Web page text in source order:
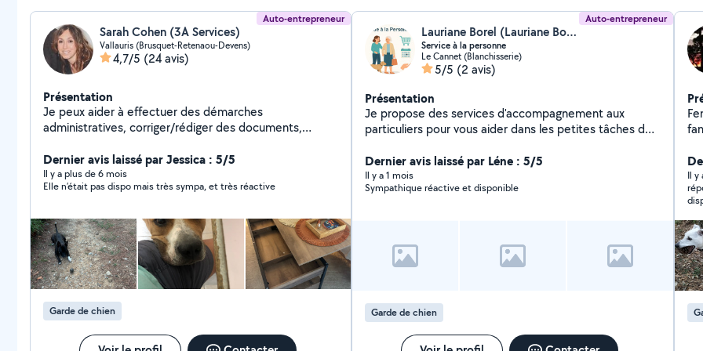
Auto-entrepreneur
Sarah Cohen (3A Services)
Vallauris (Brusquet-Retenaou-Devens)
4,7/5 (24 avis)
Présentation
Je peux aider à effectuer des démarches
administratives, corriger/rédiger des documents,
travaux de bricolage, monter ou participer au montage
d'un meuble et également garder des animaux.
Également soulager la partie administrative d'un artisan
dehors de mon périmètre je ne peux pas répondre à
votre demande (blocage allo voisins)
Dernier avis laissé par Jessica : 5/5
Il y a plus de 6 mois
Elle n’était pas dispo mais très sympa, et très réactive
Garde de chien
Auto-entrepreneur
Lauriane Borel (Lauriane Borel)
Service à la personne
Le Cannet (Blanchisserie)
5/5 (2 avis)
Présentation
Je propose des services d'accompagnement aux
particuliers pour vous aider dans les petites tâches du
d'animaux Accompagnement aux rendez-vous
médicaux Courses et petites commissions Soutien
dans les démarches administratives N'hésitez pas à me
Dernier avis laissé par Léne : 5/5
Il y a 1 mois
Sympathique réactive et disponible
Garde de chien
rivière.. J'adore
ma.piscine
notre
Il y